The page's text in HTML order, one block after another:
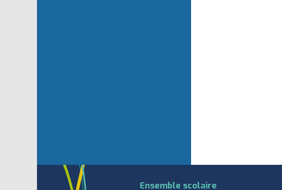
Ensemble scolaire